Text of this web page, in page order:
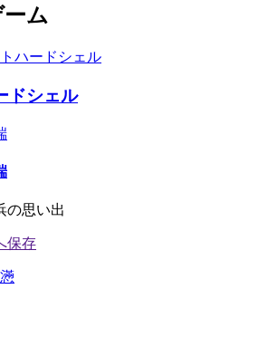
ム
ドシェル
の思い出